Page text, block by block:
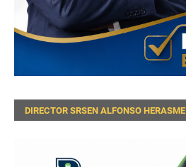
DIRECTOR SRSEN ALFONSO HERASME